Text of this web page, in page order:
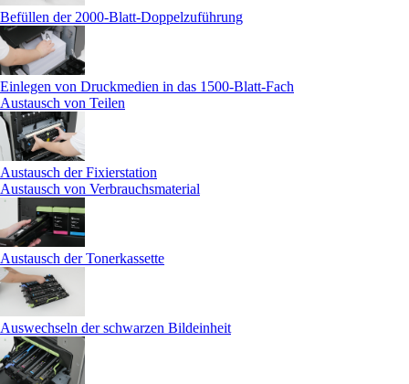
Befüllen der 2000-Blatt-Doppelzuführung
Einlegen von Druckmedien in das 1500-Blatt-Fach
Austausch von Teilen
Austausch der Fixierstation
Austausch von Verbrauchsmaterial
Austausch der Tonerkassette
Auswechseln der schwarzen Bildeinheit